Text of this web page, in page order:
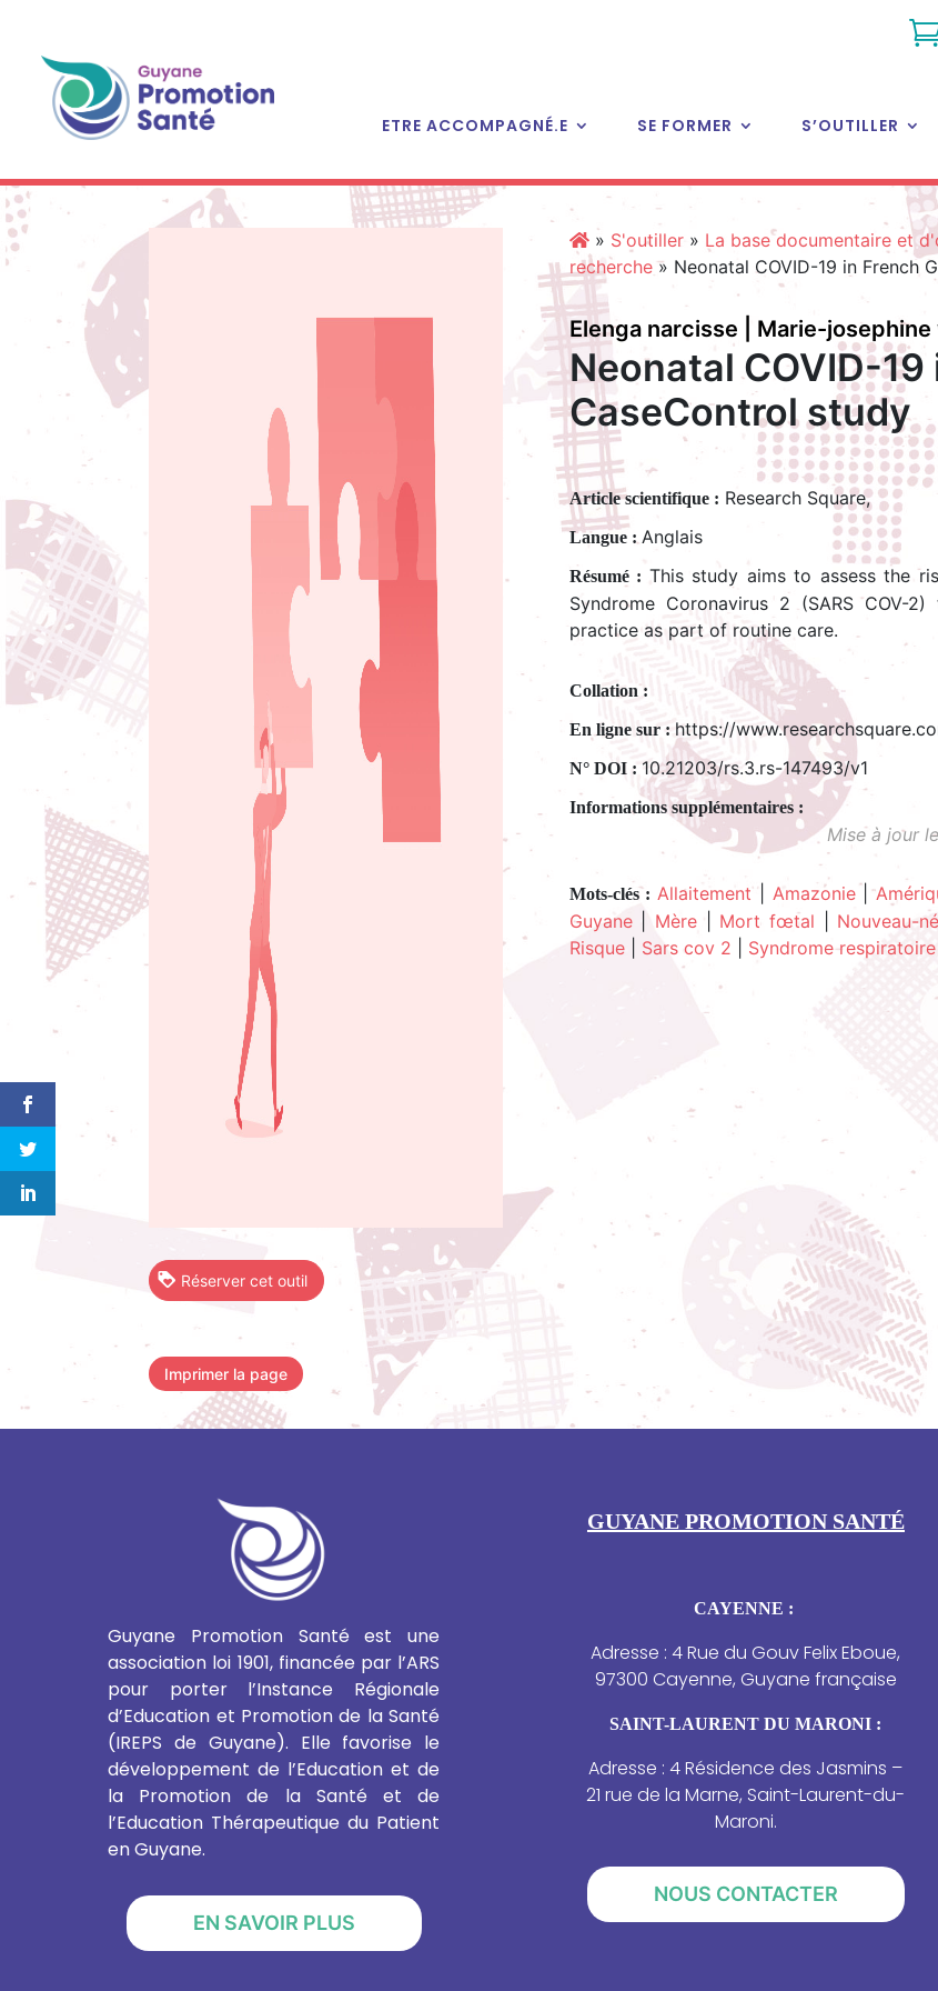
ETRE ACCOMPAGNÉ.E SE FORMER S’OUTILLER
Réserver cet outil
Imprimer la page
» S'outiller» La base documentaire et
recherche» Neonatal COVID-19 in French
Elenga narcisse | Marie-
Neonatal COVID-
CaseControl study
Article scientifique : Research Square,
Langue : Anglais
Résumé : This study aims to assess the
Syndrome Coronavirus 2 (SARS COV-
practice as part of routine care.
Collation :
En ligne sur : https://
N° DOI : 10.21203/rs.3.rs-147493/v1
Mise à jour
Mots-clés : Allaitement| Amazonie|
Guyane| Mère| Mort fœtal Nouveau-né
Risque| Sars cov 2 Syndrome respiratoire
Guyane Promotion Santé est une
association loi 1901, financée par l’ARS
pour porter l’Instance Régionale
d’Education et Promotion de la Santé
(IREPS de Guyane). Elle favorise le
développement de l’Education et de
la Promotion de la Santé et de
l’Education Thérapeutique du Patient
en Guyane.
EN SAVOIR PLUS
GUYANE PROMOTION SANTÉ
CAYENNE :
Adresse : 4 Rue du Gouv Felix Eboue,
97300 Cayenne, Guyane française
SAINT-LAURENT DU MARONI :
Adresse : 4 Résidence des Jasmins –
21 rue de la Marne, Saint-Laurent-du-
Maroni.
NOUS CONTACTER